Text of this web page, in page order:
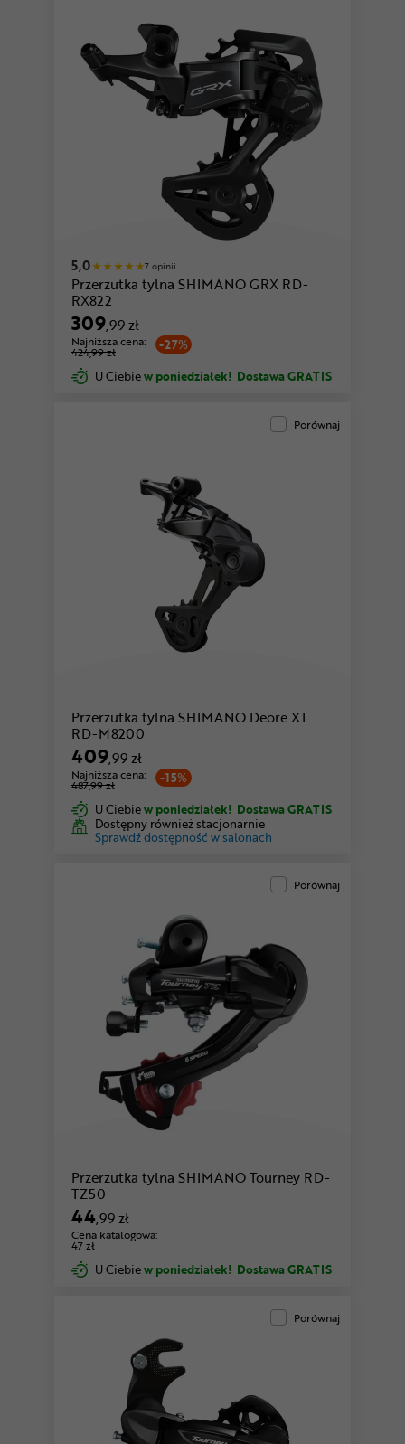
5,0 7 opinii
Przerzutka tylna SHIMANO GRX RD-
RX822
309,99 zł
-27%
Najniższa cena:
424,99 zł
U Ciebiew poniedziałek! Dostawa GRATIS
Porównaj
Przerzutka tylna SHIMANO Deore XT
RD-M8200
409,99 zł
-15%
Najniższa cena:
487,99 zł
U Ciebiew poniedziałek! Dostawa GRATIS
Dostępny również stacjonarnie
Sprawdź dostępność w salonach
Porównaj
Przerzutka tylna SHIMANO Tourney RD-
TZ50
44,99 zł
Cena katalogowa:
47 zł
U Ciebiew poniedziałek! Dostawa GRATIS
Porównaj